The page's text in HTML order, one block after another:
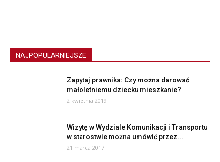
NAJPOPULARNIEJSZE
Zapytaj prawnika: Czy można darować
małoletniemu dziecku mieszkanie?
2 kwietnia 2019
Wizytę w Wydziale Komunikacji i Transportu
w starostwie można umówić przez...
21 marca 2017